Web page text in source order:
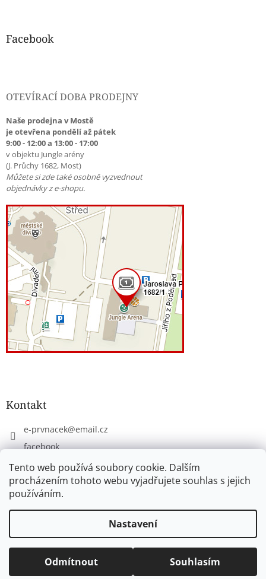
Tento web používá soubory cookie. Dalším
procházením tohoto webu vyjadřujete souhlas s jejich
používáním.
Nastavení
Odmítnout Souhlasím
Facebook
OTEVÍRACÍ DOBA PRODEJNY
Naše prodejna v Mostě
je otevřena pondělí až pátek
9:00 - 12:00 a 13:00 - 17:00
v objektu Jungle arény
(J. Průchy 1682, Most)
Můžete si zde také osobně vyzvednout
objednávky z e-shopu.
Kontakt
e-prvnacek@email.cz
facebook
eprvnacek
Copyright 2026www.e-prvnacek.cz. Všechna práva